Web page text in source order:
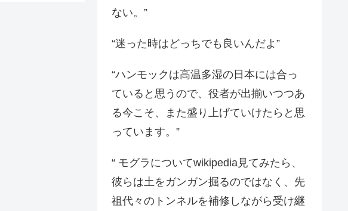
ない。”
“迷った時はどっちでも良いんだよ”
“ハンモックは高温多湿の日本には合っ
ていると思うので、役者が出揃いつつあ
る今こそ、また盛り上げていけたらと思
っています。”
“ モグラについてwikipedia見てみたら、
彼らは土をガンガン掘るのではなく、先
祖代々のトンネルを補修しながら受け継